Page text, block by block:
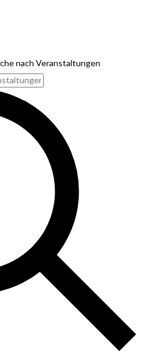
nach Veranstaltungen